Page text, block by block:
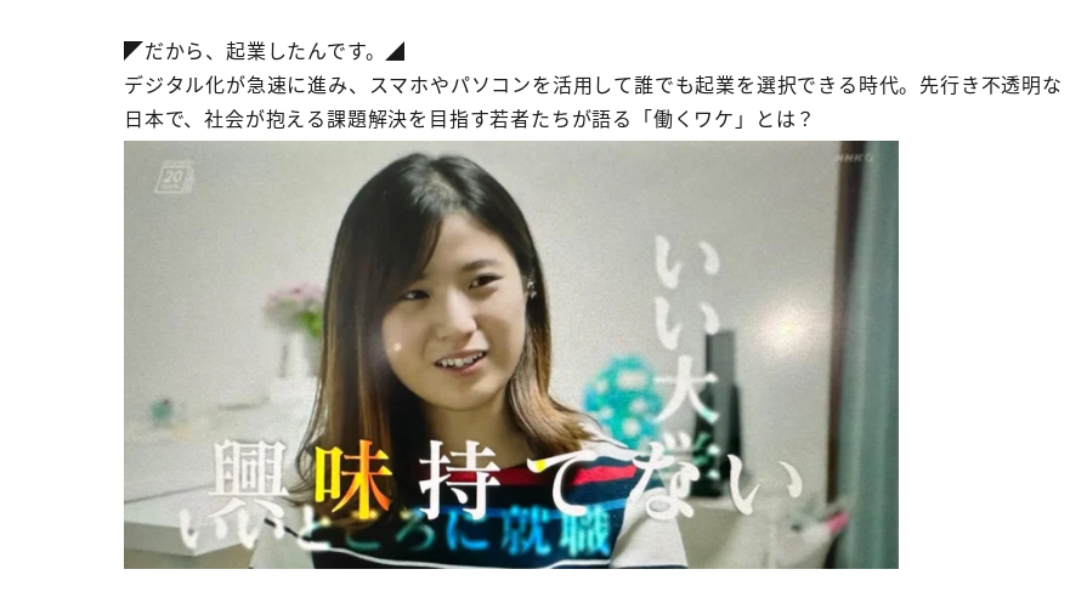
◤だから、起業したんです。◢
デジタル化が急速に進み、スマホやパソコンを活用して誰でも起業を選択できる時代。先行き不透明な
日本で、社会が抱える課題解決を目指す若者たちが語る「働くワケ」とは？